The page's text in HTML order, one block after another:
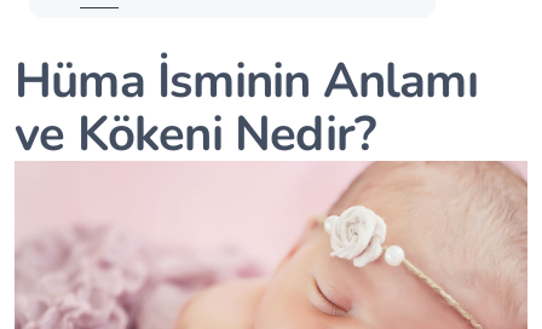
Hüma İsminin Anlamı
ve Kökeni Nedir?